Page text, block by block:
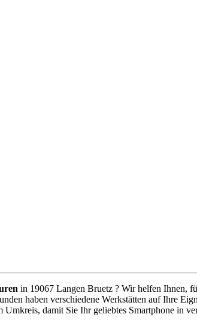
in 19067 Langen Bruetz ? Wir helfen Ihnen,
haben verschiedene Werkstätten auf Ihre
damit Sie Ihr geliebtes Smartphone in